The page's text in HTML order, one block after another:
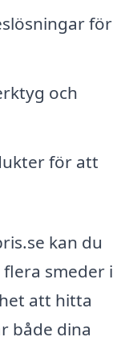
för
och
för att
kan du
smeder i
att hitta
både dina